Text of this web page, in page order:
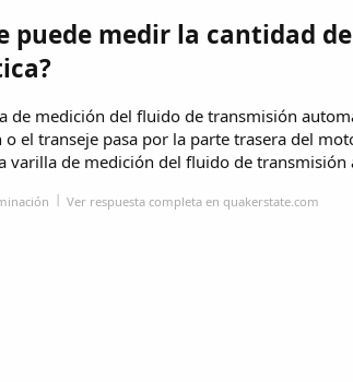
puede medir la cantidad
de medición del fluido de transmisión
el transeje pasa por la parte trasera del
varilla de medición del fluido de transmisión
Ver respuesta completa en quakerstate.com